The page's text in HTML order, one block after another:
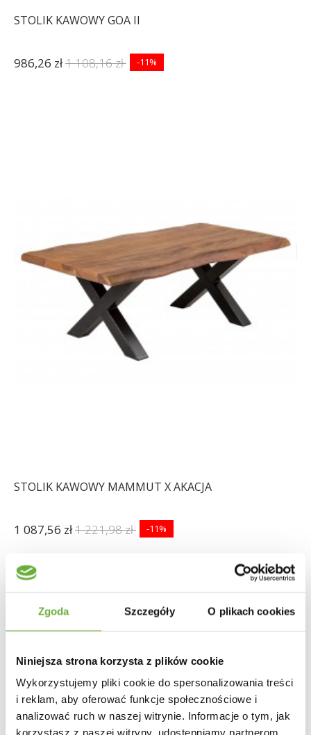
Zgoda Szczegóły O plikach cookies
Niniejsza strona korzysta z plików cookie
Wykorzystujemy pliki cookie do spersonalizowania treści
i reklam, aby oferować funkcje społecznościowe i
analizować ruch w naszej witrynie. Informacje o tym, jak
korzystasz z naszej witryny, udostępniamy partnerom
STOLIK KAWOWY GOA II
986,26 zł1 108,16 zł -11%
STOLIK KAWOWY MAMMUT X AKACJA
1 087,56 zł1 221,98 zł -11%